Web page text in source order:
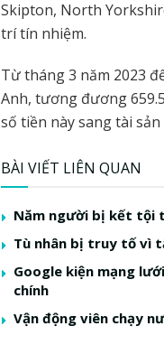
Skipton, North
trí tín nhiệm.
Từ tháng 3 năm 2023
Anh, tương đương
số tiền này sang tài
BÀI VIẾT LIÊN QUAN
Năm người bị kết tội
Tù nhân bị truy tố vì
Google kiện mạng
chính
Vận động viên chạy